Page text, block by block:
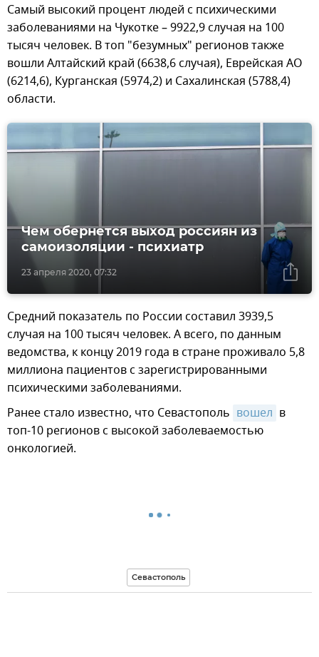
Самый высокий процент людей с психическими
заболеваниями на Чукотке – 9922,9 случая на 100
тысяч человек. В топ "безумных" регионов также
вошли Алтайский край (6638,6 случая), Еврейская АО
(6214,6), Курганская (5974,2) и Сахалинская (5788,4)
области.
23 апреля 2020, 07:32
Чем обернется выход россиян из
самоизоляции - психиатр
Средний показатель по России составил 3939,5
случая на 100 тысяч человек. А всего, по данным
ведомства, к концу 2019 года в стране проживало 5,8
миллиона пациентов с зарегистрированными
психическими заболеваниями.
Ранее стало известно, что Севастополь вошел в
топ-10 регионов с высокой заболеваемостью
онкологией.
Севастополь